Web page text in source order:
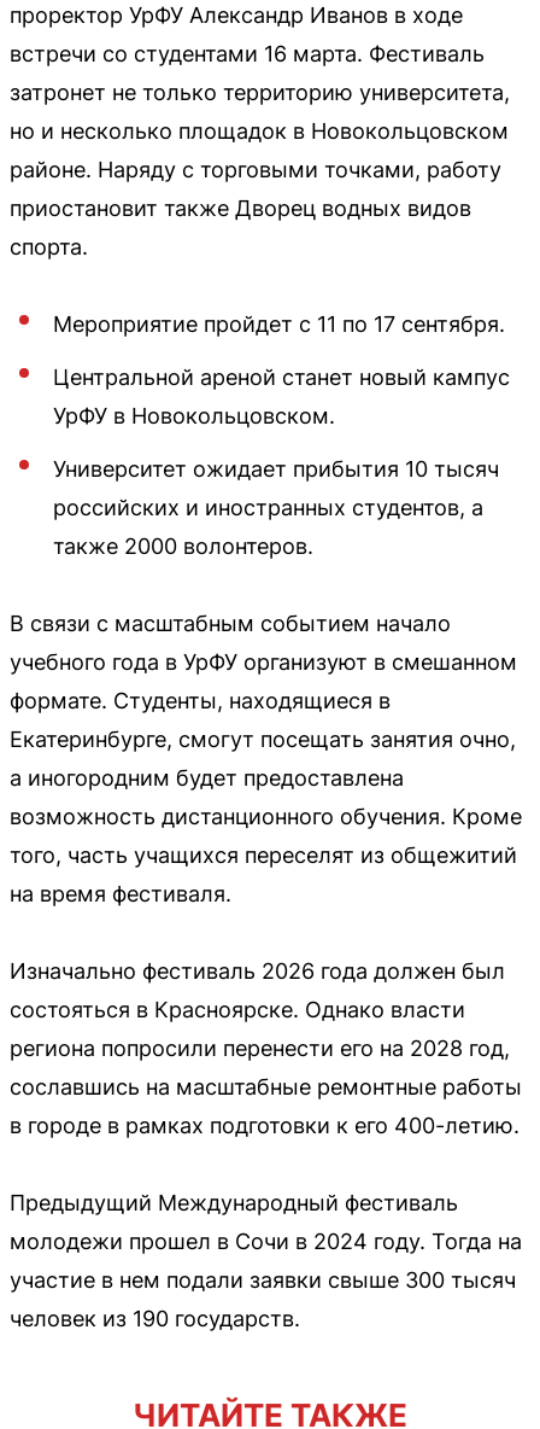
проректор УрФУ Александр Иванов в ходе
встречи со студентами 16 марта. Фестиваль
затронет не только территорию университета,
но и несколько площадок в Новокольцовском
районе. Наряду с торговыми точками, работу
приостановит также Дворец водных видов
спорта.
Мероприятие пройдет с 11 по 17 сентября.
Центральной ареной станет новый кампус
УрФУ в Новокольцовском.
Университет ожидает прибытия 10 тысяч
российских и иностранных студентов, а
также 2000 волонтеров.
В связи с масштабным событием начало
учебного года в УрФУ организуют в смешанном
формате. Студенты, находящиеся в
Екатеринбурге, смогут посещать занятия очно,
а иногородним будет предоставлена
возможность дистанционного обучения. Кроме
того, часть учащихся переселят из общежитий
на время фестиваля.
Изначально фестиваль 2026 года должен был
состояться в Красноярске. Однако власти
региона попросили перенести его на 2028 год,
сославшись на масштабные ремонтные работы
в городе в рамках подготовки к его 400-летию.
Предыдущий Международный фестиваль
молодежи прошел в Сочи в 2024 году. Тогда на
участие в нем подали заявки свыше 300 тысяч
человек из 190 государств.
ЧИТАЙТЕ ТАКЖЕ